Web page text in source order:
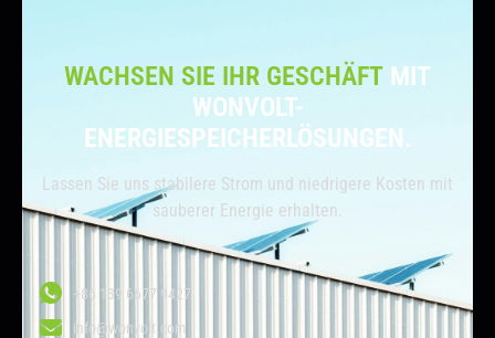
WACHSEN SIE IHR GESCHÄFT MIT
WONVOLT-
ENERGIESPEICHERLÖSUNGEN.
Lassen Sie uns stabilere Strom und niedrigere Kosten mit
sauberer Energie erhalten.
+86 139 6677 9427
info@wonvolt.com